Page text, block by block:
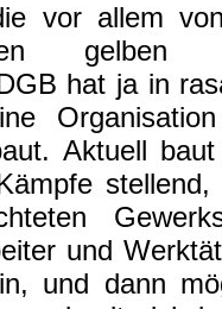
vor allem
gelben
hat ja in
Aktuell
und
und dann